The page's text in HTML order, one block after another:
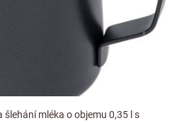
mléka o objemu 0,35 l s